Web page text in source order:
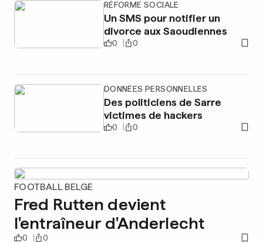
RÉFORME SOCIALE
Un SMS pour notifier un
divorce aux Saoudiennes
0 0
DONNÉES PERSONNELLES
Des politiciens de Sarre
victimes de hackers
0 0
FOOTBALL BELGE
Fred Rutten devient
l'entraîneur d'Anderlecht
0 0